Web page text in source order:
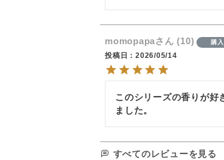
momopapa 10 購
投稿日
2026/05/14
このシリーズの香りが好
ました。
すべてのレビューを見る